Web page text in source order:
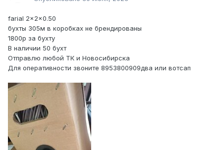
farial 2x2x0.50
бухты 305м в коробках не брендированы
1800р за бухту
В наличии 50 бухт
Отправлю любой ТК и Новосибирска
Для оперативности звоните 8953800909два или вотсап